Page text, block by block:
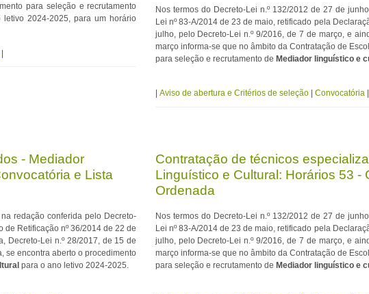
para seleção e recrutamento
2024-2025, para um horário
Nos termos do Decreto-Lei n.º 132/2012 de 27 de
Lei nº 83-A/2014 de 23 de maio, retificado pela
julho, pelo Decreto-Lei n.º 9/2016, de 7 de março, e
março informa-se que no âmbito da Contratação de
para seleção e recrutamento de Mediador linguístico e
Aviso de abertura e Critérios de seleção| Convocatória|
- Mediador
e Lista
redação conferida pelo Decreto-
de Retificação nº 36/2014 de 22 de
Decreto-Lei n.º 28/2017, de 15 de
se encontra aberto o procedimento
para o ano letivo 2024-2025.
Contratação de técnicos
Linguístico e Cultural: Horários 53 -
Ordenada
Nos termos do Decreto-Lei n.º 132/2012 de 27 de
Lei nº 83-A/2014 de 23 de maio, retificado pela
julho, pelo Decreto-Lei n.º 9/2016, de 7 de março, e
março informa-se que no âmbito da Contratação de
para seleção e recrutamento de Mediador linguístico e